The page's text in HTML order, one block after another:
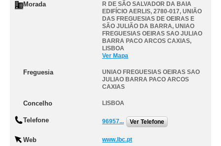
Morada
R DE SÃO SALVADOR DA BAIA
EDIFÍCIO AERLIS, 2780-017, UNIÃO
DAS FREGUESIAS DE OEIRAS E
SÃO JULIÃO DA BARRA, UNIAO
FREGUESIAS OEIRAS SAO JULIAO
BARRA PACO ARCOS CAXIAS,
LISBOA
Ver Mapa
Freguesia
UNIAO FREGUESIAS OEIRAS SAO
JULIAO BARRA PACO ARCOS
CAXIAS
Concelho LISBOA
Telefone 96957... Ver Telefone
Web www.lbc.pt